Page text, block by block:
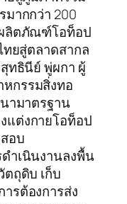
ากกว่า 200
ลิตภัณฑ์โอท็อป
ทยสู่ตลาดสากล
ทธินีย์ พู่ผกา ผู้
กรรมสิ่งทอ
ามาตรฐาน
ต่งกายโอท็อป
อบ
ำเนินงานลงพื้น
ถุดิบ เก็บ
รต้องการส่ง